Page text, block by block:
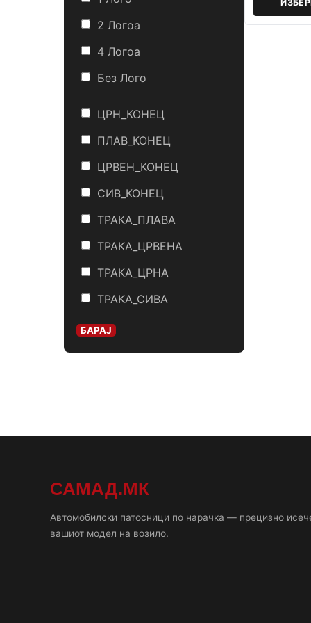
2 Логоa
4 Логоa
Без Лого
ЦРН_КОНЕЦ
ПЛАВ_КОНЕЦ
ЦРВЕН_КОНЕЦ
СИВ_КОНЕЦ
ТРАКА_ПЛАВА
ТРАКА_ЦРВЕНА
ТРАКА_ЦРНА
ТРАКА_СИВА
БАРАЈ
САМАД.МК
Автомобилски патосници по нарачка — прецизно
вашиот модел на возило.